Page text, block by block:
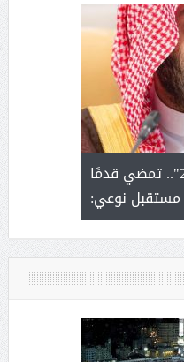
يحصل
رؤية المملكة 2030".. تمضي قدمًا
مستقبل نوعي: